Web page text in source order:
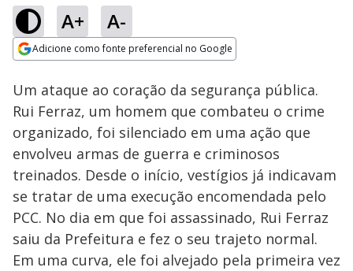
A+ A-
Adicione como fonte preferencial no Google
Ativar
Loaded
58.37%
Um ataque ao coração da segurança pública.
Rui Ferraz, um homem que combateu o crime
organizado, foi silenciado em uma ação que
envolveu armas de guerra e criminosos
treinados. Desde o início, vestígios já indicavam
se tratar de uma execução encomendada pelo
PCC. No dia em que foi assassinado, Rui Ferraz
saiu da Prefeitura e fez o seu trajeto normal.
Em uma curva, ele foi alvejado pela primeira vez